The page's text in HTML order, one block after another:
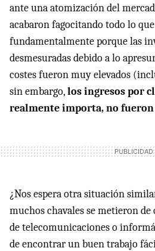
ante una atomización del
acabaron fagocitando todo lo
fundamentalmente porque las
desmesuradas debido a lo
costes fueron muy elevados
sin embargo,los ingresos por
realmente importa, no fueron
¿Nos espera otra situación
muchos chavales se metieron de
de telecomunicaciones o
de encontrar un buen trabajo